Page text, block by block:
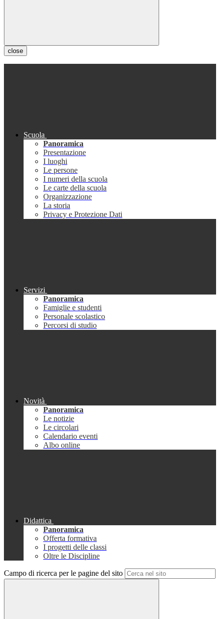
close
Scuola
Panoramica
Presentazione
I luoghi
Le persone
I numeri della scuola
Le carte della scuola
Organizzazione
La storia
Privacy e Protezione Dati
Servizi
Panoramica
Famiglie e studenti
Personale scolastico
Percorsi di studio
Novità
Panoramica
Le notizie
Le circolari
Calendario eventi
Albo online
Didattica
Panoramica
Offerta formativa
I progetti delle classi
Oltre le Discipline
Campo di ricerca per le pagine del sito